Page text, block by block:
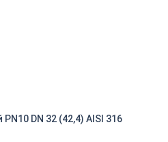
Фланец плоский PN10 DN 32 (42,4) AISI 316